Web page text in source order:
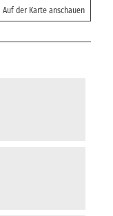
Auf der Karte anschauen